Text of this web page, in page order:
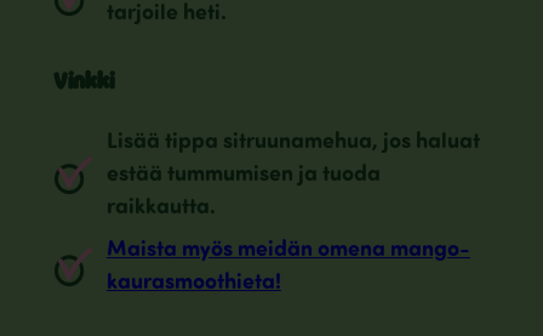
tarjoile heti.
Vinkki
Lisää tippa sitruunamehua, jos haluat
estää tummumisen ja tuoda
raikkautta.
Maista myös meidän omena mango-
kaurasmoothieta!